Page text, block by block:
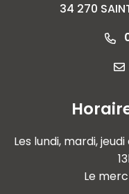
34 270
Les lundi, mardi,
Le